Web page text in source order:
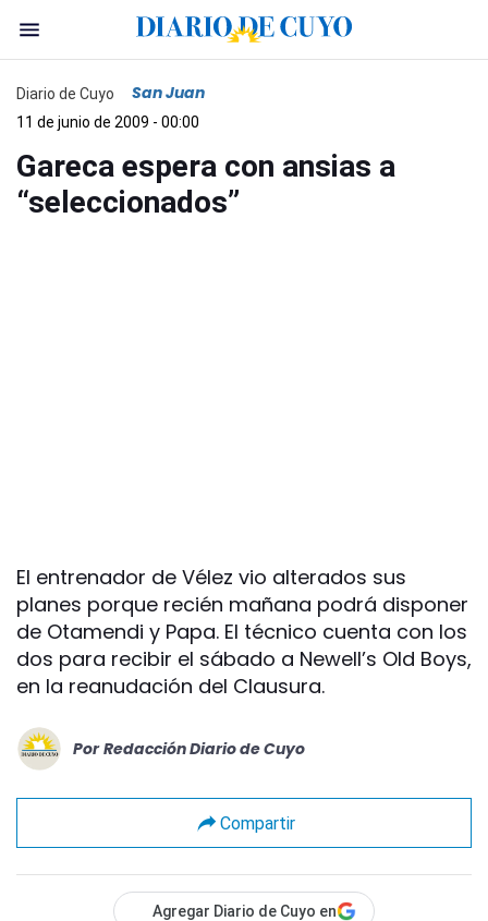
Diario de Cuyo San Juan
11 de junio de 2009 - 00:00
Gareca espera con ansias a
“seleccionados”
El entrenador de Vélez vio alterados sus
planes porque recién mañana podrá disponer
de Otamendi y Papa. El técnico cuenta con los
dos para recibir el sábado a Newell’s Old Boys,
en la reanudación del Clausura.
Por Redacción Diario de Cuyo
Compartir
Agregar Diario de Cuyo en